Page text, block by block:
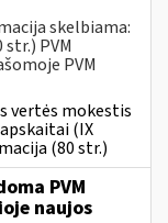
skelbiama:
PVM
PVM
vertės mokestis
(IX
(80 str.)
PVM
naujos